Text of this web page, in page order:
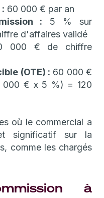
60 000 € par an
: 5 % sur
d'affaires validé
000 € de chiffre
(OTE) : 60 000 €
000 € x 5 %) = 120
où le commercial a
significatif sur la
comme les chargés
à